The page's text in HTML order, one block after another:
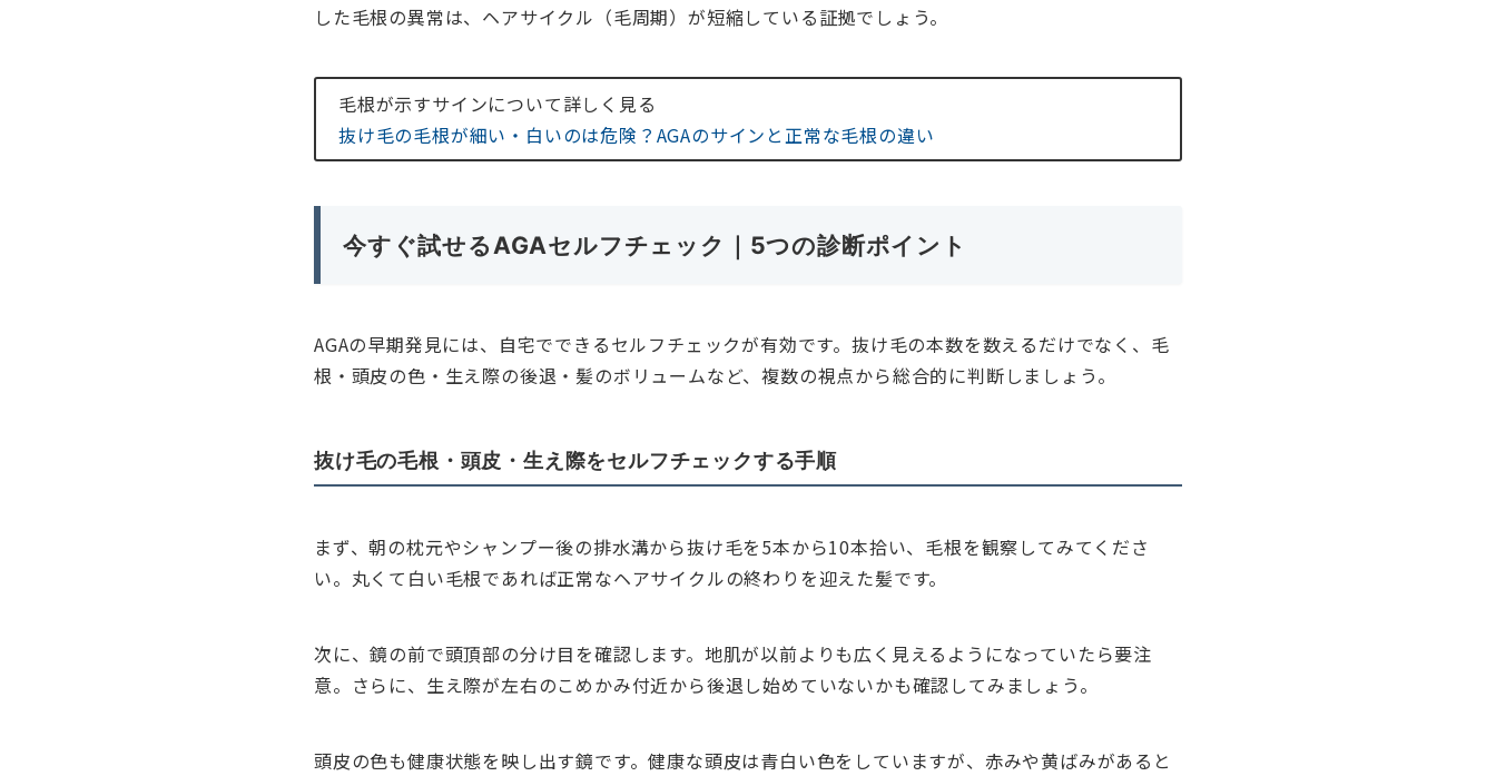
した毛根の異常は、ヘアサイクル（毛周期）が短縮している証拠でしょう。
毛根が示すサインについて詳しく見る
抜け毛の毛根が細い・白いのは危険？AGAのサインと正常な毛根の違い
今すぐ試せるAGAセルフチェック｜5つの診断ポイント
AGAの早期発見には、自宅でできるセルフチェックが有効です。抜け毛の本数を数えるだけでなく、毛
根・頭皮の色・生え際の後退・髪のボリュームなど、複数の視点から総合的に判断しましょう。
抜け毛の毛根・頭皮・生え際をセルフチェックする手順
まず、朝の枕元やシャンプー後の排水溝から抜け毛を5本から10本拾い、毛根を観察してみてくださ
い。丸くて白い毛根であれば正常なヘアサイクルの終わりを迎えた髪です。
次に、鏡の前で頭頂部の分け目を確認します。地肌が以前よりも広く見えるようになっていたら要注
意。さらに、生え際が左右のこめかみ付近から後退し始めていないかも確認してみましょう。
頭皮の色も健康状態を映し出す鏡です。健康な頭皮は青白い色をしていますが、赤みや黄ばみがあると